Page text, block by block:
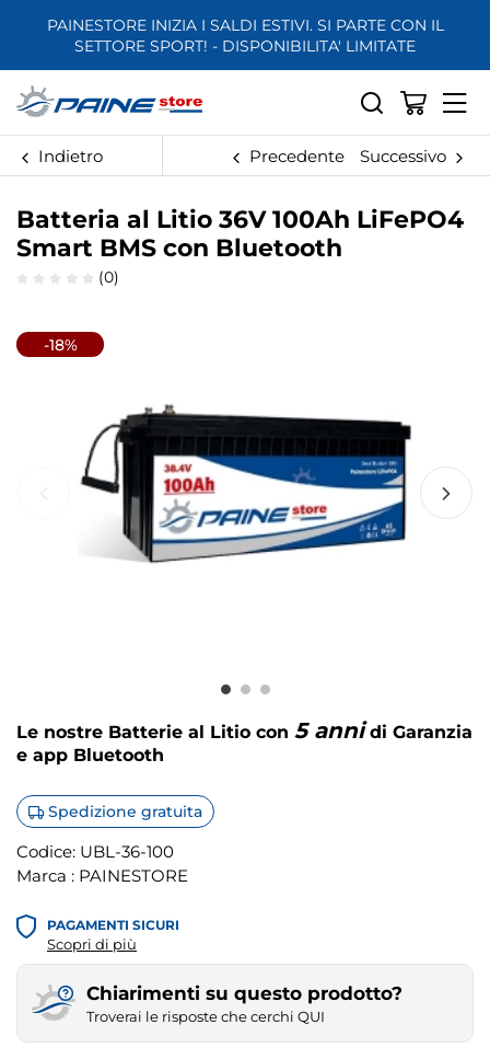
PAINESTORE INIZIA I SALDI ESTIVI. SI PARTE CON IL
SETTORE SPORT! - DISPONIBILITA' LIMITATE
Indietro Precedente Successivo
Batteria al Litio 36V 100Ah LiFePO4
Smart BMS con Bluetooth
(0)
-18%
Le nostre Batterie al Litio con 5 annidi Garanzia
e app Bluetooth
Spedizione gratuita
Codice: UBL-36-100
Marca : PAINESTORE
PAGAMENTI SICURI
Scopri di più
Chiarimenti su questo prodotto?
Troverai le risposte che cerchi QUI